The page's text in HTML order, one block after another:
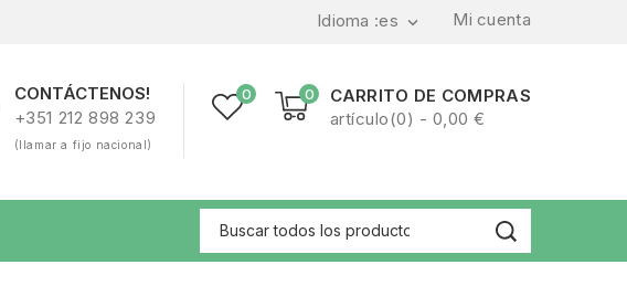
Mi cuenta
Idioma :es 
0
CARRITO DE COMPRAS
artículo(0) - 0,00 €
0
CONTÁCTENOS!
+351 212 898 239
(llamar a fijo nacional)